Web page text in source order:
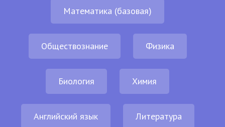
Математика (базовая)
Обществознание Физика
Биология Химия
Английский язык Литература